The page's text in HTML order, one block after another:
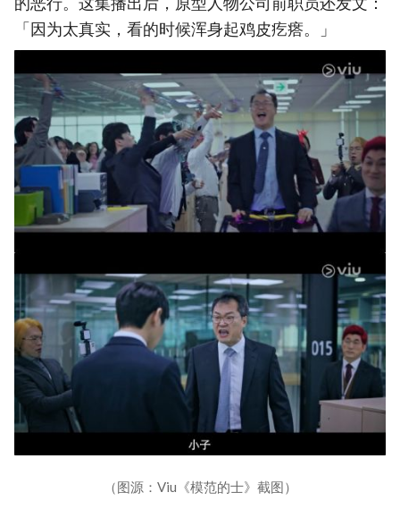
「因为太真实，看的时候浑身起鸡皮疙瘩。」
（图源：Viu《模范的士》截图）